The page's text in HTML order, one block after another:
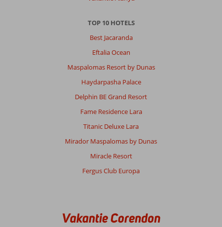
TOP 10 HOTELS
Best Jacaranda
Eftalia Ocean
Maspalomas Resort by Dunas
Haydarpasha Palace
Delphin BE Grand Resort
Fame Residence Lara
Titanic Deluxe Lara
Mirador Maspalomas by Dunas
Miracle Resort
Fergus Club Europa
Vakantie Corendon